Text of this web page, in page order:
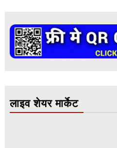
लाइव शेयर मार्केट